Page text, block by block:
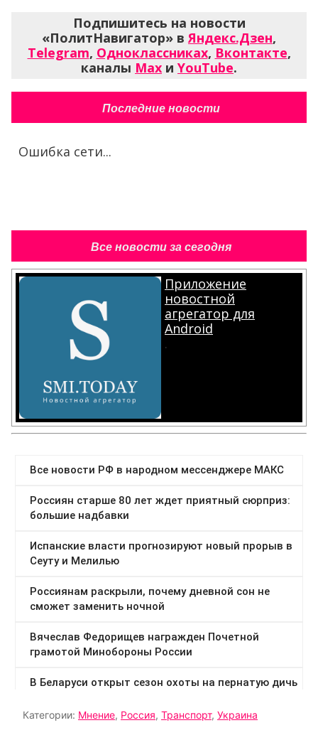
Подпишитесь на новости
«ПолитНавигатор» вЯндекс.Дзен,
Telegram, Одноклассниках, Вконтакте,
каналы Max и YouTube.
Последние новости
Ошибка сети...
Все новости за сегодня
Приложение
новостной
агрегатор для
Android
.
Категории: Мнение, Россия, Транспорт, Украина